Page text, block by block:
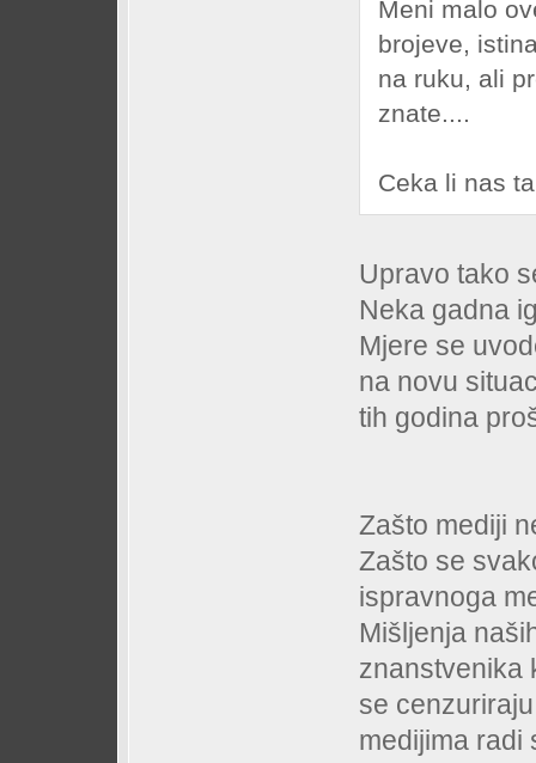
Meni malo
brojeve,
na ruku, ali
znate....
Ceka li nas
Upravo tako
Neka gadna
Mjere se
na novu
tih godina
Zašto mediji
Zašto se
ispravnoga
Mišljenja
znanstvenika
se
medijima radi